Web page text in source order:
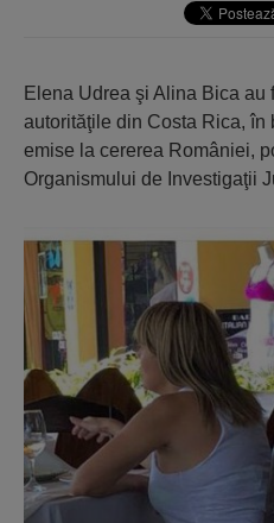
Elena Udrea şi Alina Bica au
autorităţile din Costa Rica, în
emise la cererea României,
Organismului de Investigaţii